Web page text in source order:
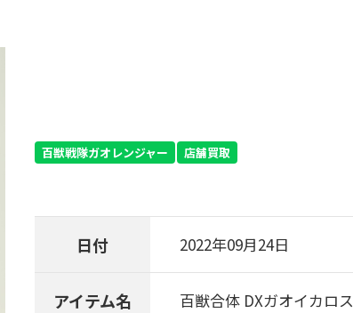
百獣戦隊ガオレンジャー 店舗買取
日付 2022年09月24日
アイテム名 百獣合体 DXガオイカロス